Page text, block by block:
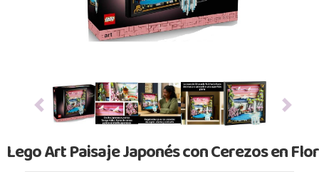
Previous Next
Lego Art Paisaje Japonés con Cerezos en Flor